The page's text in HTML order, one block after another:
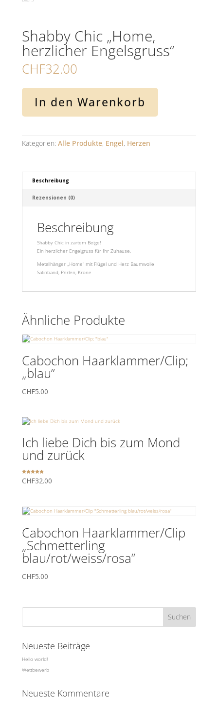
Shabby Chic „Home,
herzlicher Engelsgruss“
CHF32.00
Shabby
"Home,
herzlicher
In den Warenkorb
Kategorien: Alle Produkte, Engel, Herzen
Beschreibung
Rezensionen (0)
Beschreibung
Shabby Chic in zartem Beige!
Ein herzlicher Engelgruss für Ihr Zuhause.
Metallhänger „Home“ mit Flügel und Herz Baumwolle
Satinband, Perlen, Krone
Ähnliche Produkte
Cabochon Haarklammer/Clip;
„blau“
CHF5.00
Ich liebe Dich bis zum Mond
und zurück
Bewertet
mit
CHF32.00
Cabochon Haarklammer/Clip
„Schmetterling
blau/rot/weiss/rosa“
CHF5.00
Neueste Beiträge
Hello world!
Wettbewerb
Neueste Kommentare